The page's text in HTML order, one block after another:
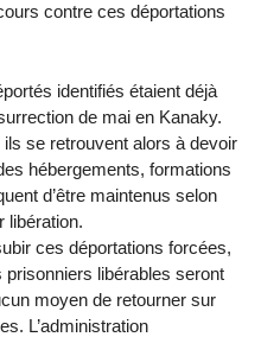
contre ces déportations
identifiés étaient déjà
de mai en Kanaky.
se retrouvent alors à devoir
hébergements, formations
d’être maintenus selon
libération.
ces déportations forcées,
prisonniers libérables seront
moyen de retourner sur
L’administration